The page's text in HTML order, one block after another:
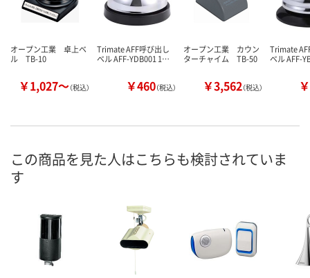
オープン工業 卓上ベ
ル TB-10
￥1,027～（税込）
Trimate AFF呼び出し
ベル AFF-YDB001 1…
￥460（税込）
オープン工業 カウン
ターチャイム TB-50
￥3,562（税込）
Trimate
ベル AFF-
この商品を見た人はこちらも検討されていま
す